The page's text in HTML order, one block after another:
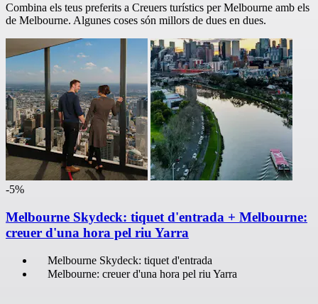
Combina els teus preferits a Creuers turístics per Melbourne amb els
de Melbourne. Algunes coses són millors de dues en dues.
-5%
Melbourne Skydeck: tiquet d'entrada + Melbourne:
creuer d'una hora pel riu Yarra
Melbourne Skydeck: tiquet d'entrada
Melbourne: creuer d'una hora pel riu Yarra